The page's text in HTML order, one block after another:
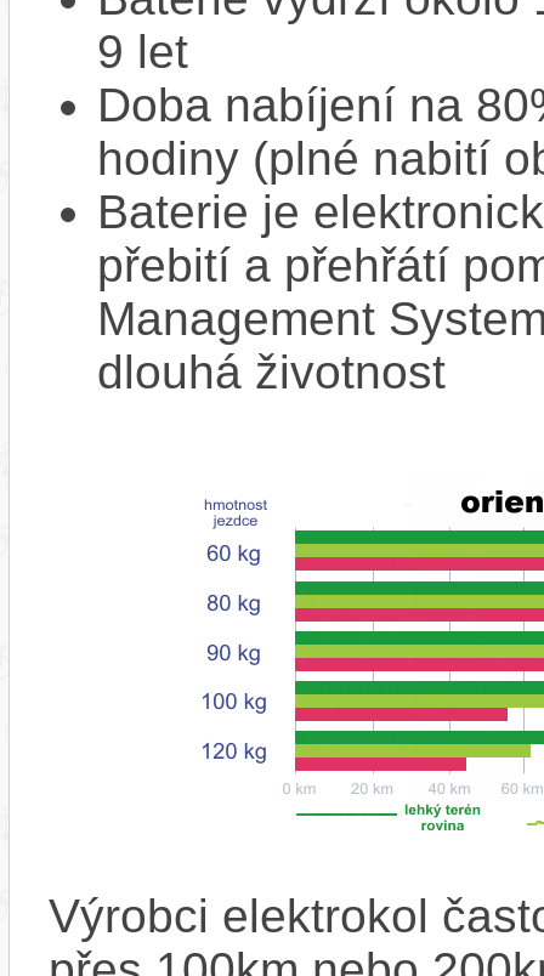
9 let
Doba nabíjení na
hodiny (plné nabití
Baterie je
přebití a přehřátí
Management
dlouhá životnost
Výrobci elektrokol